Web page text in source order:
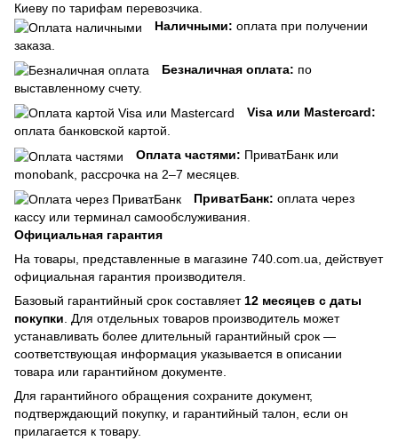
Киеву по тарифам перевозчика.
Наличными: оплата при получении
заказа.
Безналичная оплата: по
выставленному счету.
Visa или Mastercard:
оплата банковской картой.
Оплата частями: ПриватБанк или
monobank, рассрочка на 2–7 месяцев.
ПриватБанк: оплата через
кассу или терминал самообслуживания.
Официальная гарантия
На товары, представленные в магазине 740.com.ua, действует
официальная гарантия производителя.
Базовый гарантийный срок составляет 12 месяцев с даты
покупки . Для отдельных товаров производитель может
устанавливать более длительный гарантийный срок —
соответствующая информация указывается в описании
товара или гарантийном документе.
Для гарантийного обращения сохраните документ,
подтверждающий покупку, и гарантийный талон, если он
прилагается к товару.